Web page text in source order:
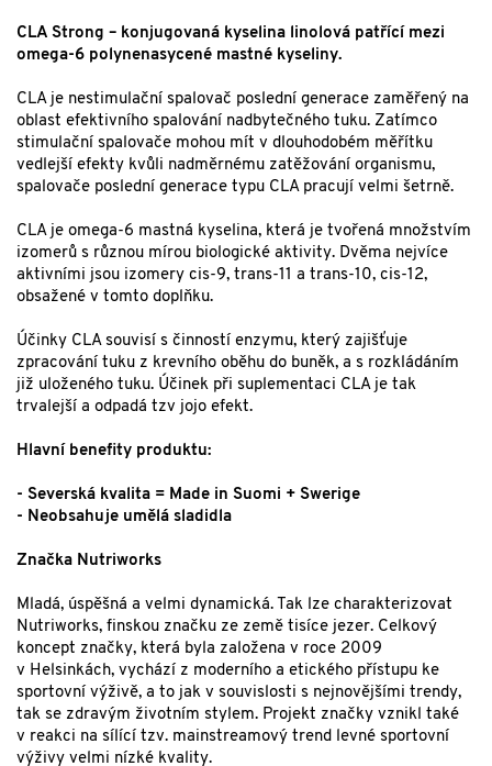
CLA Strong – konjugovaná kyselina linolová patřící mezi
omega-6 polynenasycené mastné kyseliny.
CLA je nestimulační spalovač poslední generace zaměřený na
oblast efektivního spalování nadbytečného tuku. Zatímco
stimulační spalovače mohou mít v dlouhodobém měřítku
vedlejší efekty kvůli nadměrnému zatěžování organismu,
spalovače poslední generace typu CLA pracují velmi šetrně.
CLA je omega-6 mastná kyselina, která je tvořená množstvím
izomerů s různou mírou biologické aktivity. Dvěma nejvíce
aktivními jsou izomery cis-9, trans-11 a trans-10, cis-12,
obsažené v tomto doplňku.
Účinky CLA souvisí s činností enzymu, který zajišťuje
zpracování tuku z krevního oběhu do buněk, a s rozkládáním
již uloženého tuku. Účinek při suplementaci CLA je tak
trvalejší a odpadá tzv jojo efekt.
Hlavní benefity produktu:
- Severská kvalita = Made in Suomi + Swerige
- Neobsahuje umělá sladidla
Značka Nutriworks
Mladá, úspěšná a velmi dynamická. Tak lze charakterizovat
Nutriworks, finskou značku ze země tisíce jezer. Celkový
koncept značky, která byla založena v roce 2009
v Helsinkách, vychází z moderního a etického přístupu ke
sportovní výživě, a to jak v souvislosti s nejnovějšími trendy,
tak se zdravým životním stylem. Projekt značky vznikl také
v reakci na sílící tzv. mainstreamový trend levné sportovní
výživy velmi nízké kvality.